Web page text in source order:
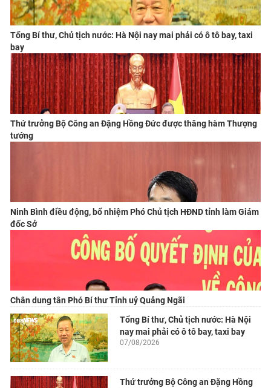
Tổng Bí thư, Chủ tịch nước: Hà Nội nay mai phải có ô tô bay, taxi
bay
Thứ trưởng Bộ Công an Đặng Hồng Đức được thăng hàm Thượng
tướng
Ninh Bình điều động, bổ nhiệm Phó Chủ tịch HĐND tỉnh làm Giám
đốc Sở
Chân dung tân Phó Bí thư Tỉnh uỷ Quảng Ngãi
Tổng Bí thư, Chủ tịch nước: Hà Nội
nay mai phải có ô tô bay, taxi bay
07/08/2026
Thứ trưởng Bộ Công an Đặng Hồng